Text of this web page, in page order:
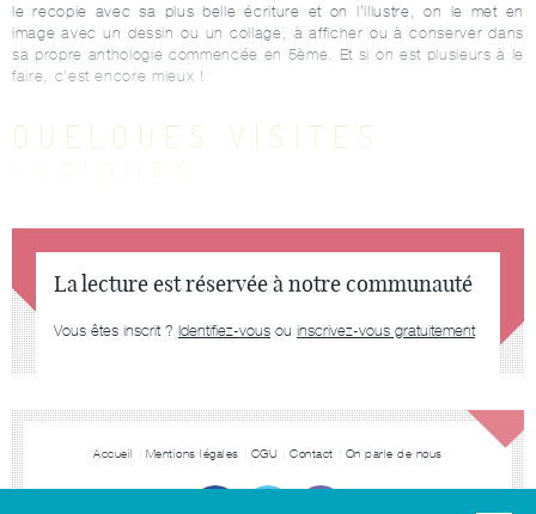
le recopie avec sa plus belle écriture et on l’illustre, on le met en
image avec un dessin ou un collage, à afficher ou à conserver dans
sa propre anthologie commencée en 5ème. Et si on est plusieurs à le
faire, c’est encore mieux !
QUELQUES VISITES
La lecture est réservée à notre communauté
Vous êtes inscrit ? Identifiez-vous ou inscrivez-vous gratuitement
Accueil Mentions légales CGU Contact On parle de nous